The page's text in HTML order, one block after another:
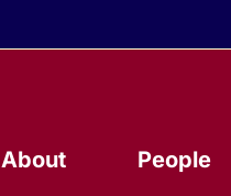
About People